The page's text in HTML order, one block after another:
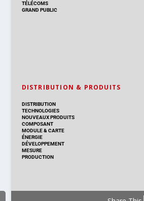
TÉLÉCOMS
GRAND PUBLIC
DISTRIBUTION & PRODUITS
DISTRIBUTION
TECHNOLOGIES
NOUVEAUX PRODUITS
COMPOSANT
MODULE & CARTE
ÉNERGIE
DÉVELOPPEMENT
MESURE
PRODUCTION